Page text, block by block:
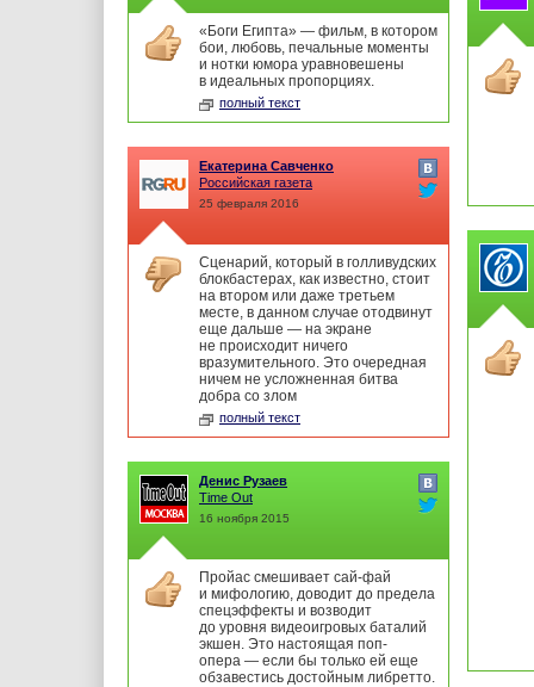
«Боги Египта» — фильм, в котором
бои, любовь, печальные моменты
и нотки юмора уравновешены
в идеальных пропорциях.
полный текст
Екатерина Савченко
Российская газета
25 февраля 2016
Сценарий, который в голливудских
блокбастерах, как известно, стоит
на втором или даже третьем
месте, в данном случае отодвинут
еще дальше — на экране
не происходит ничего
вразумительного. Это очередная
ничем не усложненная битва
добра со злом
полный текст
Денис Рузаев
Time Out
16 ноября 2015
Пройас смешивает сай-фай
и мифологию, доводит до предела
спецэффекты и возводит
до уровня видеоигровых баталий
экшен. Это настоящая поп-
опера — если бы только ей еще
обзавестись достойным либретто.